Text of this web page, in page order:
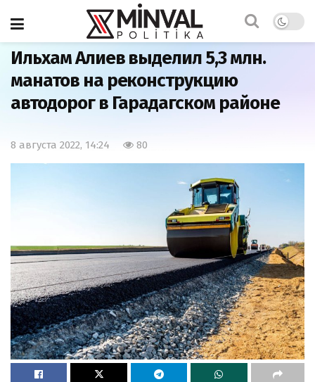
Главная
Ильхам Алиев выделил 5,3 млн.
манатов на реконструкцию
автодорог в Гарадагском районе
8 августа 2022, 14:24 80